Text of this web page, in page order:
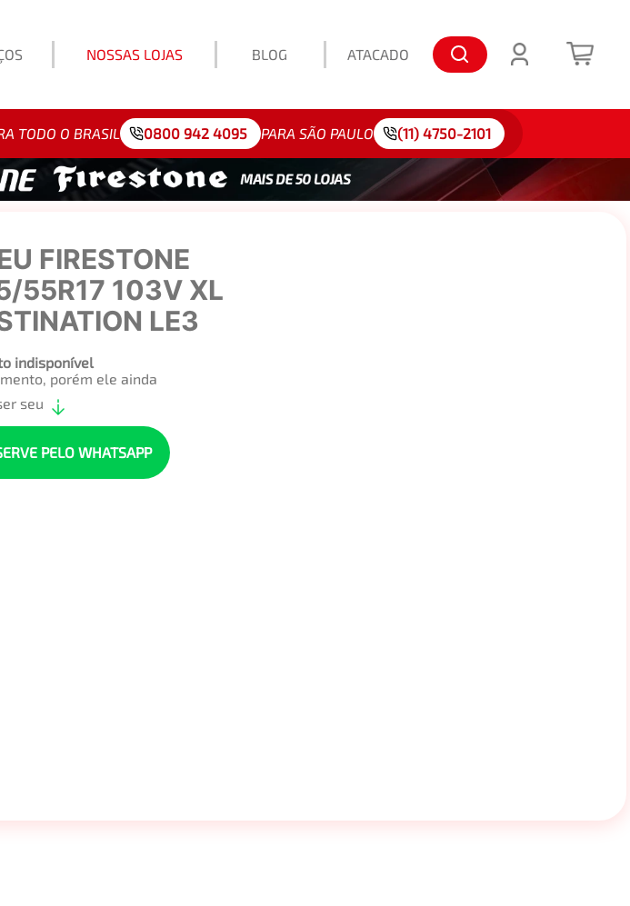
NOSSAS LOJAS BLOG ATACADO
Exemplo: 175/65R15
TODO O BRASIL 0800 942 4095 PARA SÃO PAULO (11) 4750-2101
FIRESTONE
55R17 103V XL
LE3
indisponível
porém ele ainda
seu
PELO WHATSAPP